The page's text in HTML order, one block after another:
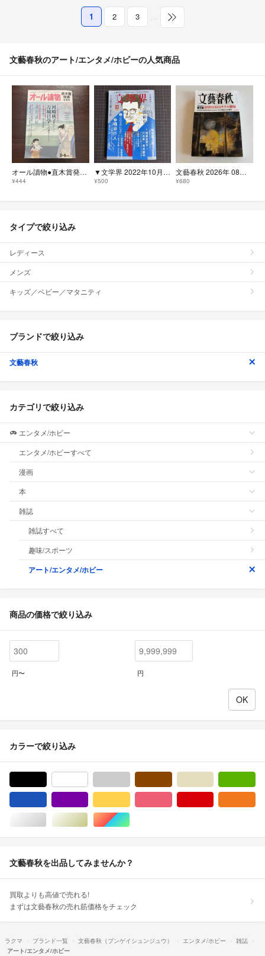
1 2 3 …
文藝春秋のアート/エンタメ/ホビーの人気商品
オール讀物●直木賞発表合併号●文藝春秋●河﨑秋子●万城目学
¥444
▼文学界 2022年10月号 もうひとつの芸術史 柄谷行人 三木三奈「消化器」
¥500
文藝春秋 2026年 08月号 [雑誌]
¥680
タイプで絞り込み
レディース
メンズ
キッズ／ベビー／マタニティ
ブランドで絞り込み
文藝春秋
カテゴリで絞り込み
エンタメ/ホビー
エンタメ/ホビーすべて
漫画
本
雑誌
雑誌すべて
趣味/スポーツ
アート/エンタメ/ホビー
商品の価格で絞り込み
円〜 円
カラーで絞り込み
シルバー/銀色系ゴールド/金色系マルチカラー
文藝春秋を出品してみませんか？
買取よりも高値で売れる!
まずは文藝春秋の売れ筋価格をチェック
ラクマ ブランド一覧 文藝春秋（ブンゲイシュンジュウ） エンタメ/ホビー
雑誌
アート/エンタメ/ホビー